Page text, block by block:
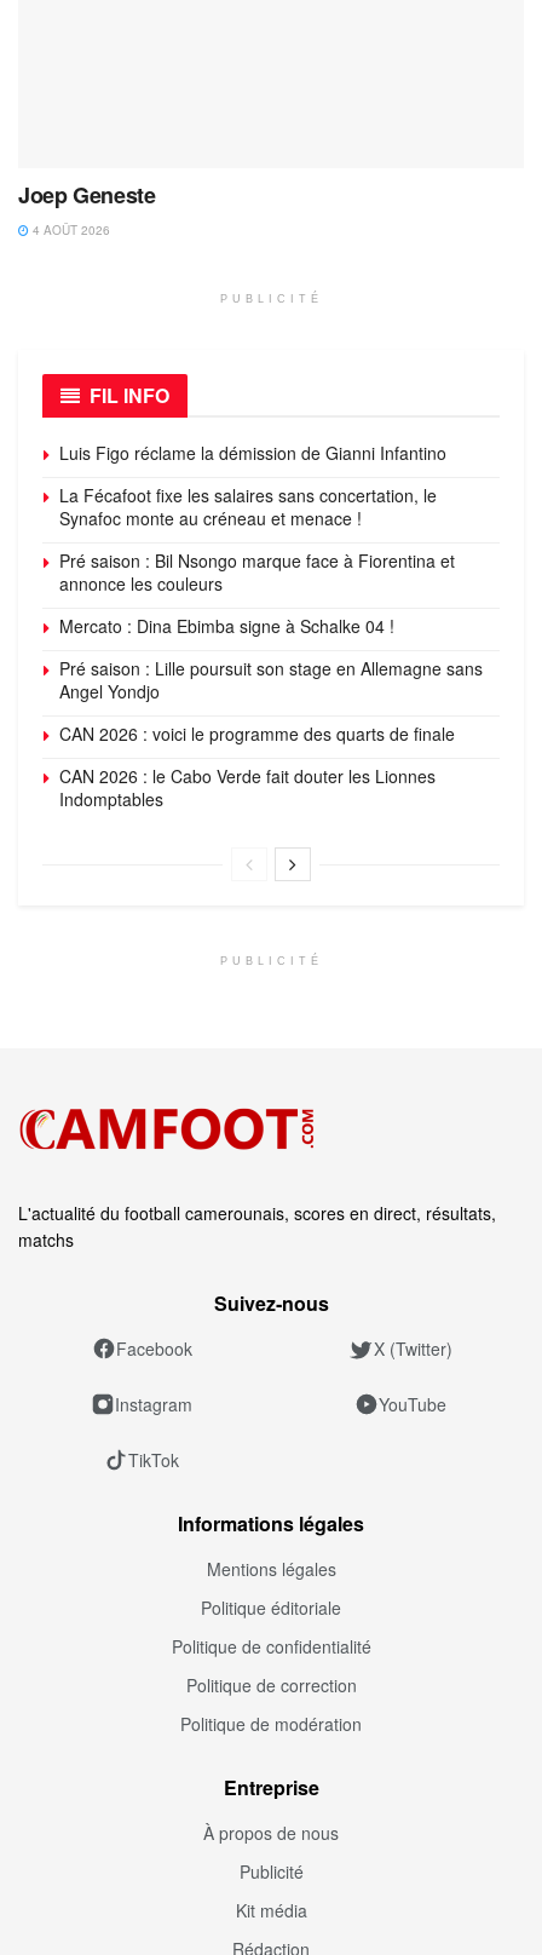
Joep Geneste
4 AOÛT 2026
PUBLICITÉ
FIL INFO
Luis Figo réclame la démission de Gianni Infantino
La Fécafoot fixe les salaires sans concertation, le
Synafoc monte au créneau et menace !
Pré saison : Bil Nsongo marque face à Fiorentina et
annonce les couleurs
Mercato : Dina Ebimba signe à Schalke 04 !
Pré saison : Lille poursuit son stage en Allemagne sans
Angel Yondjo
CAN 2026 : voici le programme des quarts de finale
CAN 2026 : le Cabo Verde fait douter les Lionnes
Indomptables
PUBLICITÉ
L'actualité du football camerounais, scores en direct, résultats,
matchs
Suivez‑nous
Facebook X (Twitter)
Instagram YouTube
TikTok
Informations légales
Mentions légales
Politique éditoriale
Politique de confidentialité
Politique de correction
Politique de modération
Entreprise
À propos de nous
Publicité
Kit média
Rédaction